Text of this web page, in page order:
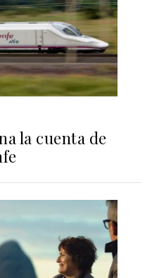
la cuenta de